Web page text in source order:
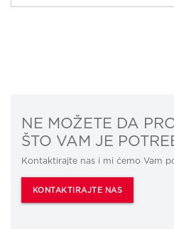
NE MOŽETE DA
ŠTO VAM JE
Kontaktirajte nas i mi ćemo Vam
KONTAKTIRAJTE NAS